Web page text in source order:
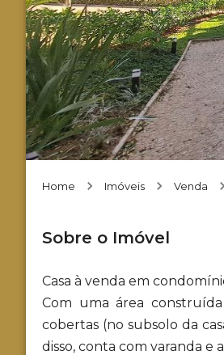
Home Imóveis Venda
Sobre o Imóvel
Casa à venda em
Com uma área
cobertas (no subsolo da
disso, conta com varanda e